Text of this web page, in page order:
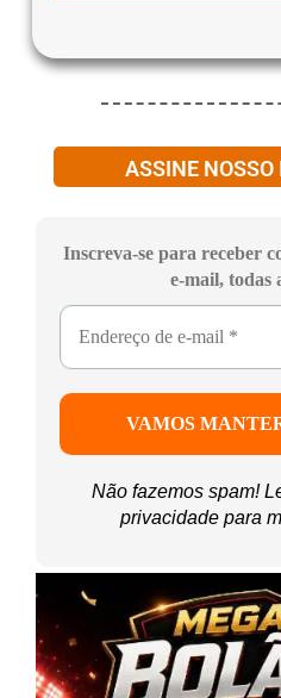
ASSINE
Inscreva-se para receber
e-mail, todas
Não fazemos spam!
privacidadepara